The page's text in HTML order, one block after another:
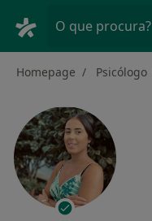
O que procura?
Homepage Psicólogo